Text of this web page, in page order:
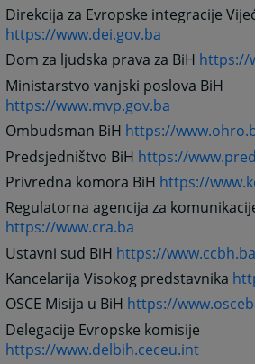
Direkcija za Evropske integracije
https://www.dei.gov.ba
Dom za ljudska prava za BiH https://
Ministarstvo vanjski poslova BiH
https://www.mvp.gov.ba
Ombudsman BiH https://
Predsjedništvo BiH https://
Privredna komora BiH https://
Regulatorna agencija za
https://www.cra.ba
Ustavni sud BiH https://www.ccbh.ba
Kancelarija Visokog predstavnika
OSCE Misija u BiH https://
Delegacije Evropske komisije
https://www.delbih.ceceu.int